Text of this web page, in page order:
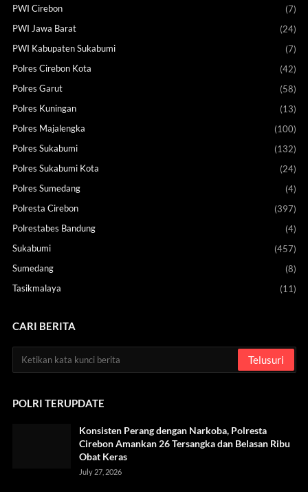
PWI Cirebon
(7)
PWI Jawa Barat
(24)
PWI Kabupaten Sukabumi
(7)
Polres Cirebon Kota
(42)
Polres Garut
(58)
Polres Kuningan
(13)
Polres Majalengka
(100)
Polres Sukabumi
(132)
Polres Sukabumi Kota
(24)
Polres Sumedang
(4)
Polresta Cirebon
(397)
Polrestabes Bandung
(4)
Sukabumi
(457)
Sumedang
(8)
Tasikmalaya
(11)
CARI BERITA
POLRI TERUPDATE
Konsisten Perang dengan Narkoba, Polresta
Cirebon Amankan 26 Tersangka dan Belasan Ribu
Obat Keras
July 27, 2026